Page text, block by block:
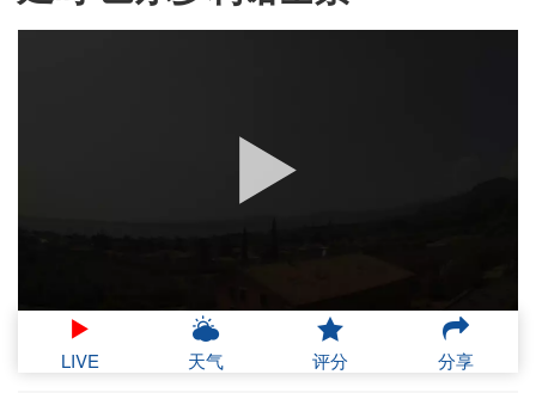
LIVE 天气 评分 分享